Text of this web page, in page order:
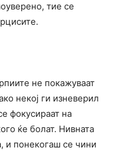
тие се
не покажуваат
некој ги изневерил
фокусираат на
ќе болат. Нивната
и понекогаш се чини